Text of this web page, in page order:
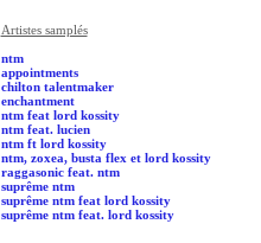
Artistes samplés
ntm
appointments
chilton talentmaker
enchantment
ntm feat lord kossity
ntm feat. lucien
ntm ft lord kossity
ntm, zoxea, busta flex et lord kossity
raggasonic feat. ntm
suprême ntm
suprême ntm feat lord kossity
suprême ntm feat. lord kossity